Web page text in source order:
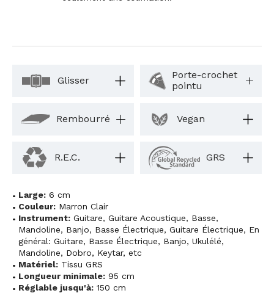
Glisser
Porte-crochet
pointu
Rembourré Vegan
R.E.C. GRS
Large: 6 cm
Couleur: Marron Clair
Instrument: Guitare, Guitare Acoustique, Basse,
Mandoline, Banjo, Basse Électrique, Guitare Électrique, En
général: Guitare, Basse Électrique, Banjo, Ukulélé,
Mandoline, Dobro, Keytar, etc
Matériel: Tissu GRS
Longueur minimale: 95 cm
Réglable jusqu'à: 150 cm